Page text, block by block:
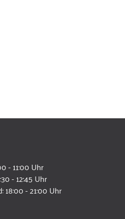
- 11:00 Uhr
- 12:45 Uhr
18:00 - 21:00 Uhr